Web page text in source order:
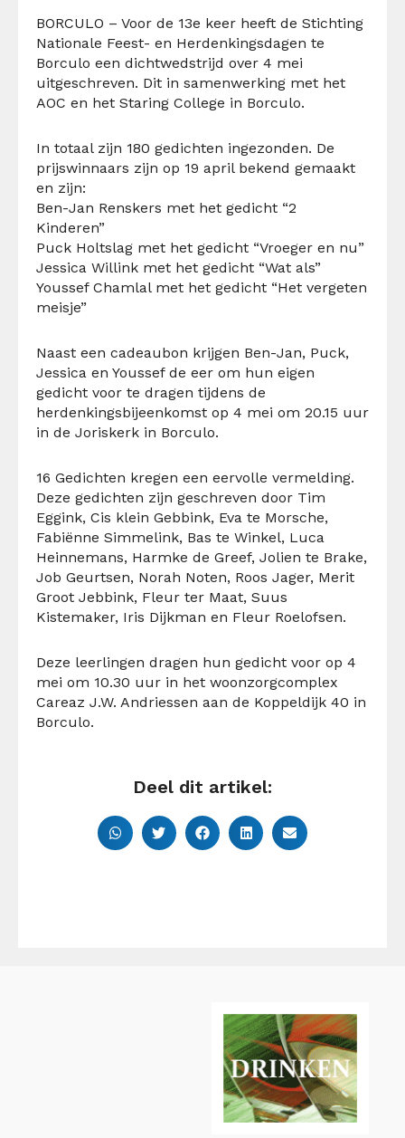
BORCULO – Voor de 13e keer heeft de Stichting
Nationale Feest- en Herdenkingsdagen te
Borculo een dichtwedstrijd over 4 mei
uitgeschreven. Dit in samenwerking met het
AOC en het Staring College in Borculo.
In totaal zijn 180 gedichten ingezonden. De
prijswinnaars zijn op 19 april bekend gemaakt
en zijn:
Ben-Jan Renskers met het gedicht “2
Kinderen”
Puck Holtslag met het gedicht “Vroeger en nu”
Jessica Willink met het gedicht “Wat als”
Youssef Chamlal met het gedicht “Het vergeten
meisje”
Naast een cadeaubon krijgen Ben-Jan, Puck,
Jessica en Youssef de eer om hun eigen
gedicht voor te dragen tijdens de
herdenkingsbijeenkomst op 4 mei om 20.15 uur
in de Joriskerk in Borculo.
16 Gedichten kregen een eervolle vermelding.
Deze gedichten zijn geschreven door Tim
Eggink, Cis klein Gebbink, Eva te Morsche,
Fabiënne Simmelink, Bas te Winkel, Luca
Heinnemans, Harmke de Greef, Jolien te Brake,
Job Geurtsen, Norah Noten, Roos Jager, Merit
Groot Jebbink, Fleur ter Maat, Suus
Kistemaker, Iris Dijkman en Fleur Roelofsen.
Deze leerlingen dragen hun gedicht voor op 4
mei om 10.30 uur in het woonzorgcomplex
Careaz J.W. Andriessen aan de Koppeldijk 40 in
Borculo.
Deel dit artikel: